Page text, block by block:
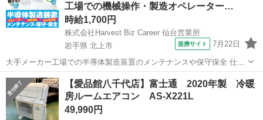
工場での機械操作・製造オペレーター…
時給1,700円
株式会社Harvest Biz Career 仙台営業所
岩手県 北上市
提携サイト 7月22日
大手メーカー工場での半導体製造装置のメンテナンスや保守保全 仕事
内容 ＼フラッシュメモリの製造を行う工場で半導体製造装置の保守・
点検のお仕事／ 新工場新設に伴い、請負現場の立ち上げを行います！
※立ち上げ時期目安：2...
岩手 北上市 その他
【愛品館八千代店】富士通 2020年製 冷暖
房ルームエアコン AS-X221L
49,990円